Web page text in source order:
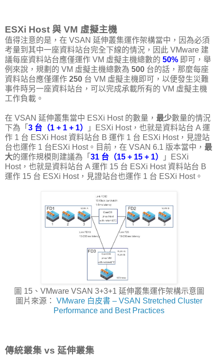
ESXi Host 與 VM 虛擬主機
值得注意的是，在 VSAN 延伸叢集運作架構當中，因為必須
考量到其中一座資料站台完全下線的情況，因此 VMware 建
議每座資料站台應僅運作 VM 虛擬主機總數的 50% 即可，舉
例來說，規劃的 VM 虛擬主機總數為 500 台的話，那麼每座
資料站台應僅運作 250 台 VM 虛擬主機即可，以便發生災難
事件時另一座資料站台，可以完成承載所有的 VM 虛擬主機
工作負載。
在 VSAN 延伸叢集當中 ESXi Host 的數量， 最少數量的情況
下為「 3 台（1 + 1 + 1）
」ESXi Host，也就是資料站台 A 運
作 1 台 ESXi Host 資料站台 B 運作 1 台 ESXi Host，見證站
台也運作 1 台ESXi Host。目前，在 VSAN 6.1 版本當中， 最
大的運作規模則建議為「 31 台（15 + 15 + 1）
」ESXi
Host，也就是資料站台 A 運作 15 台 ESXi Host 資料站台 B
運作 15 台 ESXi Host，見證站台也運作 1 台 ESXi Host。
圖 15、VMware VSAN 3+3+1 延伸叢集運作架構示意圖
圖片來源： VMware 白皮書 – VSAN Stretched Cluster
Performance and Best Practices
傳統叢集 vs 延伸叢集